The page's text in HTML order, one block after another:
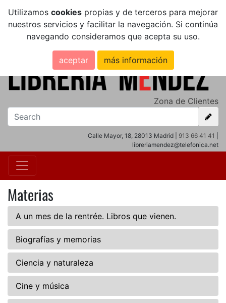
Utilizamos cookies propias y de terceros para mejorar
nuestros servicios y facilitar la navegación. Si continúa
navegando consideramos que acepta su uso.
aceptar más información
Zona de Clientes
Calle Mayor, 18, 28013 Madrid | 913 66 41 41
libreriamendez@telefonica.net
Materias
A un mes de la rentrée. Libros que vienen.
Biografías y memorias
Ciencia y naturaleza
Cine y música